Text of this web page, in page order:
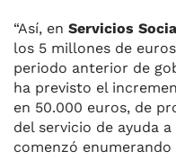
“Así, en Servicios
los 5 millones de
periodo anterior de
ha previsto el
en 50.000 euros, de
del servicio de ayuda
comenzó